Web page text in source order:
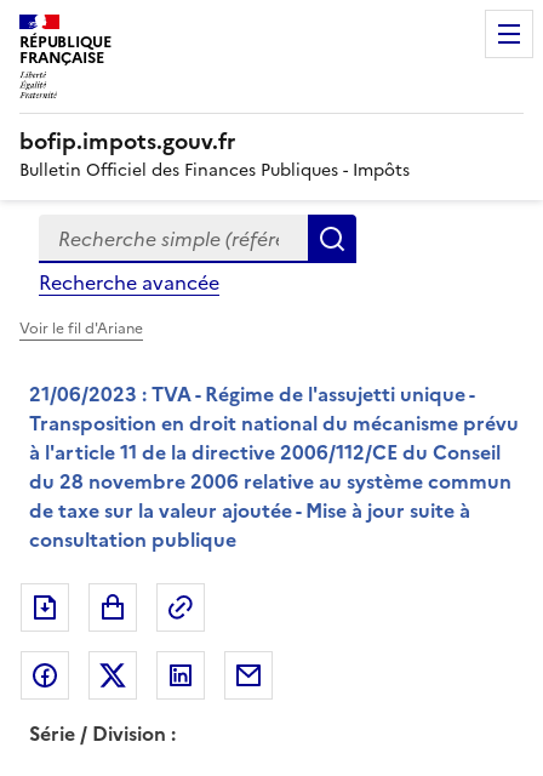
RÉPUBLIQUE
FRANÇAISE
bofip.impots.gouv.fr
Bulletin Officiel des Finances Publiques - Impôts
Formulaire
de
recherche
Recherche simple (références, mots clés, partie du
Recherche avancée
Voir le fil d'Ariane
21/06/2023 : TVA - Régime de l'assujetti unique -
Transposition en droit national du mécanisme prévu
à l'article 11 de la directive 2006/112/CE du Conseil
du 28 novembre 2006 relative au système commun
de taxe sur la valeur ajoutée - Mise à jour suite à
consultation publique
Exporter le document au format pdf
Partager sur Facebook
Partager sur Twitter
Partager sur LinkedIn
Série / Division :